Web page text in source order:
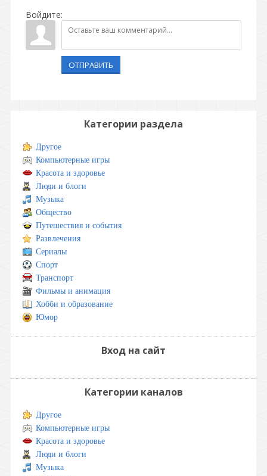
Войдите:
ОТПРАВИТЬ
Категории раздела
Другое
Компьютерные игры
Красота и здоровье
Люди и блоги
Музыка
Общество
Путешествия и события
Развлечения
Сериалы
Спорт
Транспорт
Фильмы и анимация
Хобби и образование
Юмор
Вход на сайт
Категории каналов
Другое
Компьютерные игры
Красота и здоровье
Люди и блоги
Музыка